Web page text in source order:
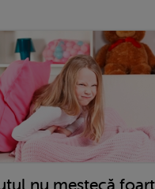
nu mestecă